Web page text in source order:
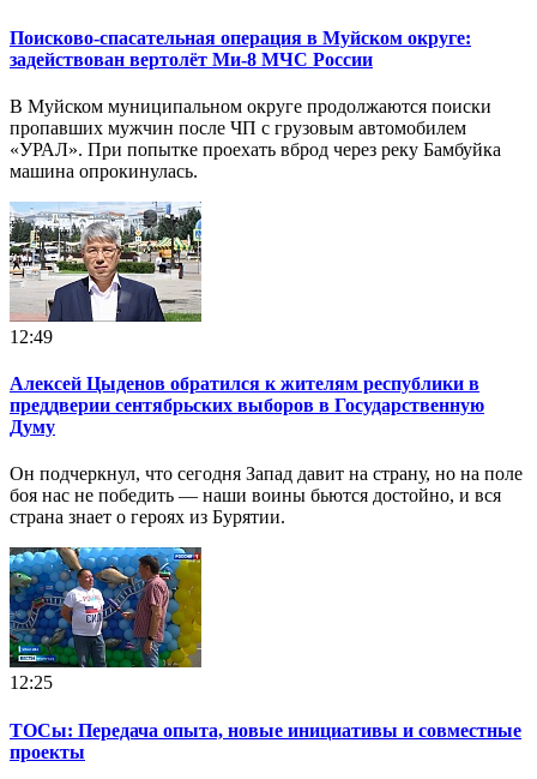
Поисково‑спасательная операция в Муйском округе:
задействован вертолёт Ми‑8 МЧС России
В Муйском муниципальном округе продолжаются поиски
пропавших мужчин после ЧП с грузовым автомобилем
«УРАЛ». При попытке проехать вброд через реку Бамбуйка
машина опрокинулась.
12:49
Алексей Цыденов обратился к жителям республики в
преддверии сентябрьских выборов в Государственную
Думу
Он подчеркнул, что сегодня Запад давит на страну, но на поле
боя нас не победить — наши воины бьются достойно, и вся
страна знает о героях из Бурятии.
12:25
ТОСы: Передача опыта, новые инициативы и совместные
проекты